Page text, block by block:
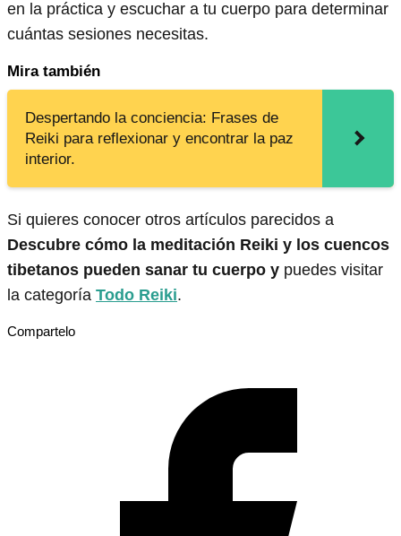
en la práctica y escuchar a tu cuerpo para determinar
cuántas sesiones necesitas.
Mira también
Despertando la conciencia: Frases de
Reiki para reflexionar y encontrar la paz
interior.
Si quieres conocer otros artículos parecidos a
Descubre cómo la meditación Reiki y los cuencos
tibetanos pueden sanar tu cuerpo y puedes visitar
la categoría Todo Reiki.
Compartelo